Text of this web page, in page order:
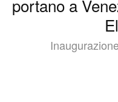
portano a